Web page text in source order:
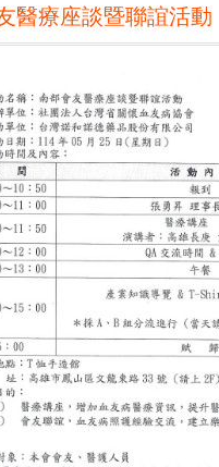
醫療座談暨聯誼活動